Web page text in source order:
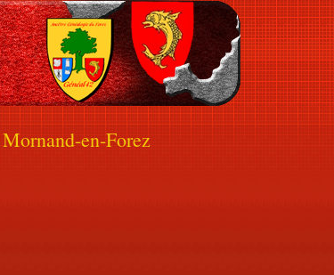
en-Forez